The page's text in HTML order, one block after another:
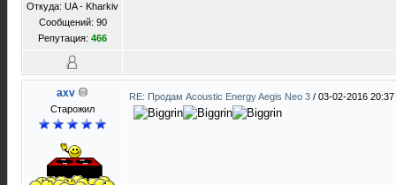
Откуда: UA - Kharkiv
Сообщений: 90
Репутация: 466
axv
Старожил
RE: Продам Acoustic Energy Aegis Neo 3 / 03-02-2016 20:37